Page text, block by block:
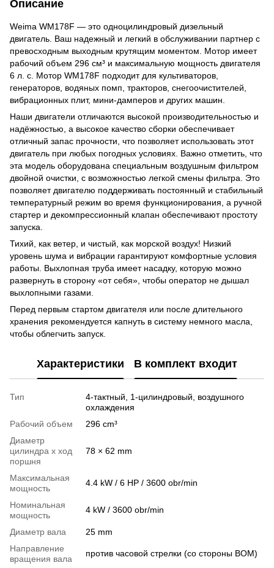
Описание
Weima WM178F — это одноцилиндровый дизельный
двигатель. Ваш надежный и легкий в обслуживании партнер с
превосходным выходным крутящим моментом. Мотор имеет
рабочий объем 296 см³ и максимальную мощность двигателя
6 л. с. Мотор WM178F подходит для культиваторов,
генераторов, водяных помп, тракторов, снегоочистителей,
вибрационных плит, мини-дамперов и других машин.
Наши двигатели отличаются высокой производительностью и
надёжностью, а высокое качество сборки обеспечивает
отличный запас прочности, что позволяет использовать этот
двигатель при любых погодных условиях. Важно отметить, что
эта модель оборудована специальным воздушным фильтром
двойной очистки, с возможностью легкой смены фильтра. Это
позволяет двигателю поддерживать постоянный и стабильный
температурный режим во время функционирования, а ручной
стартер и декомпрессионный клапан обеспечивают простоту
запуска.
Тихий, как ветер, и чистый, как морской воздух! Низкий
уровень шума и вибрации гарантируют комфортные условия
работы. Выхлопная труба имеет насадку, которую можно
развернуть в сторону «от себя», чтобы оператор не дышал
выхлопными газами.
Перед первым стартом двигателя или после длительного
хранения рекомендуется капнуть в систему немного масла,
чтобы облегчить запуск.
Характеристики В комплект входит
Тип
4-тактный, 1-цилиндровый, воздушного
охлаждения
Рабочий объем
296 cm³
Диаметр
цилиндра х ход
поршня
78 × 62 mm
Максимальная
мощность
4.4 kW / 6 HP / 3600 obr/min
Номинальная
мощность
4 kW / 3600 obr/min
Диаметр вала
25 mm
Направление
вращения вала
против часовой стрелки (со стороны ВОМ)